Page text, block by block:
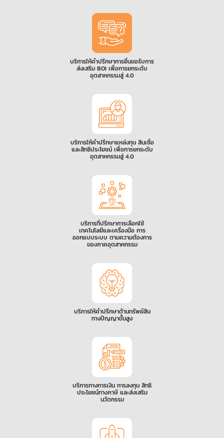
บริการให้คำปรึกษาการยื่นขอรับการ
ส่งเสริม BOI เพื่อการยกระดับ
อุตสาหกรรมสู่ 4.0
บริการให้คำปรึกษาแหล่งทุน สินเชื่อ
และสิทธิประโยชน์ เพื่อการยกระดับ
อุตสาหกรรมสู่ 4.0
บริการที่ปรึกษาการเลือกใช้
เทคโนโลยีและเครื่องมือ การ
ออกแบบระบบ ตามความต้องการ
ของภาคอุตสาหกรรม
บริการให้คำปรึกษาด้านทรัพย์สิน
ทางปัญญาขั้นสูง
บริการทางการเงิน การลงทุน สิทธิ
ประโยชน์ทางภาษี และส่งเสริม
นวัตกรรม